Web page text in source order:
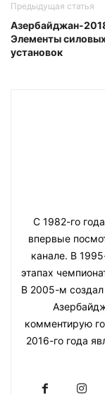
Предыдущая статья
Азербайджан-
Элементы
установок
С 1982-го
впервые
канале. В
этапах
В 2005-м
комментирую
2016-го года